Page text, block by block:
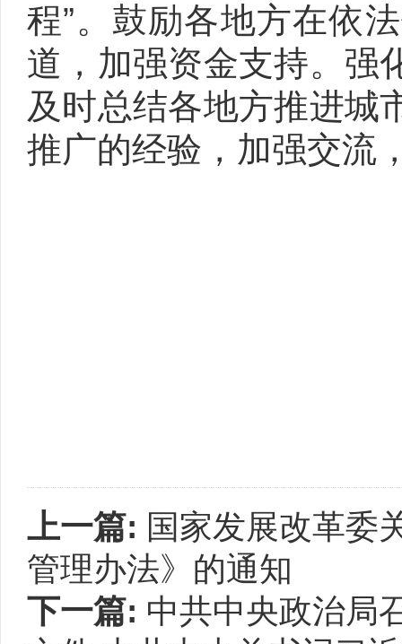
程”。鼓励各地方在依
道，加强资金支持。强
及时总结各地方推进城
推广的经验，加强交流
上一篇: 国家发展改革委
管理办法》的通知
下一篇: 中共中央政治局